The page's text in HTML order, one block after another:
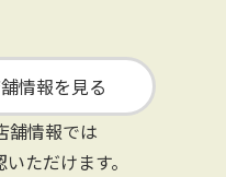
情報を見る
舗情報では
ただけます。